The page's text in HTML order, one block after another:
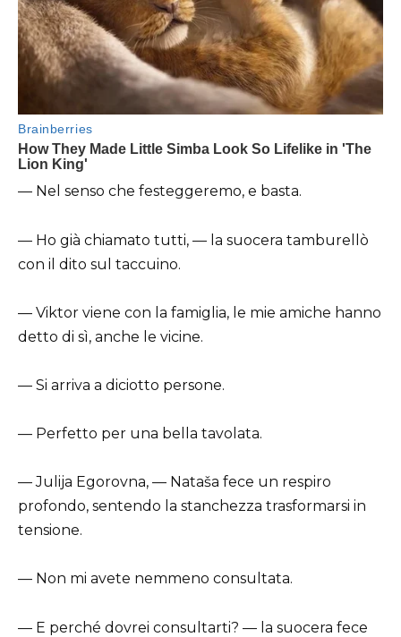
— Nel senso che festeggeremo, e basta.
— Ho già chiamato tutti, — la suocera tamburellò
con il dito sul taccuino.
— Viktor viene con la famiglia, le mie amiche hanno
detto di sì, anche le vicine.
— Si arriva a diciotto persone.
— Perfetto per una bella tavolata.
— Julija Egorovna, — Nataša fece un respiro
profondo, sentendo la stanchezza trasformarsi in
tensione.
— Non mi avete nemmeno consultata.
— E perché dovrei consultarti? — la suocera fece